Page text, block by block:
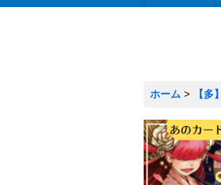
ホーム > 【多】